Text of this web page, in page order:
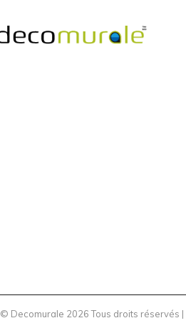
© Decomurale 2026 Tous droits réservés |